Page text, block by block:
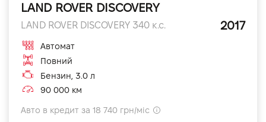
LAND ROVER DISCOVERY
LAND ROVER DISCOVERY 340 к.с. 2017
Автомат
Повний
Бензин, 3.0 л
90 000 км
Авто в кредит за 18 740 грн/міс